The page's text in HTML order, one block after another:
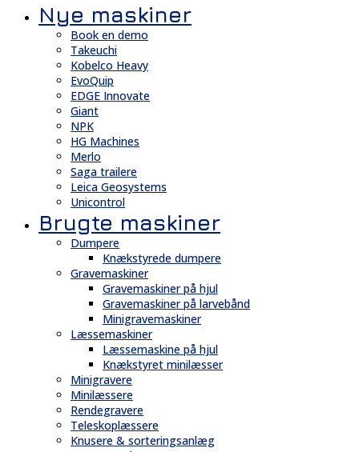
Nye maskiner
Book en demo
Takeuchi
Kobelco Heavy
EvoQuip
EDGE Innovate
Giant
NPK
HG Machines
Merlo
Saga trailere
Leica Geosystems
Unicontrol
Brugte maskiner
Dumpere
Knækstyrede dumpere
Gravemaskiner
Gravemaskiner på hjul
Gravemaskiner på larvebånd
Minigravemaskiner
Læssemaskiner
Læssemaskine på hjul
Knækstyret minilæsser
Minigravere
Minilæssere
Rendegravere
Teleskoplæssere
Knusere & sorteringsanlæg